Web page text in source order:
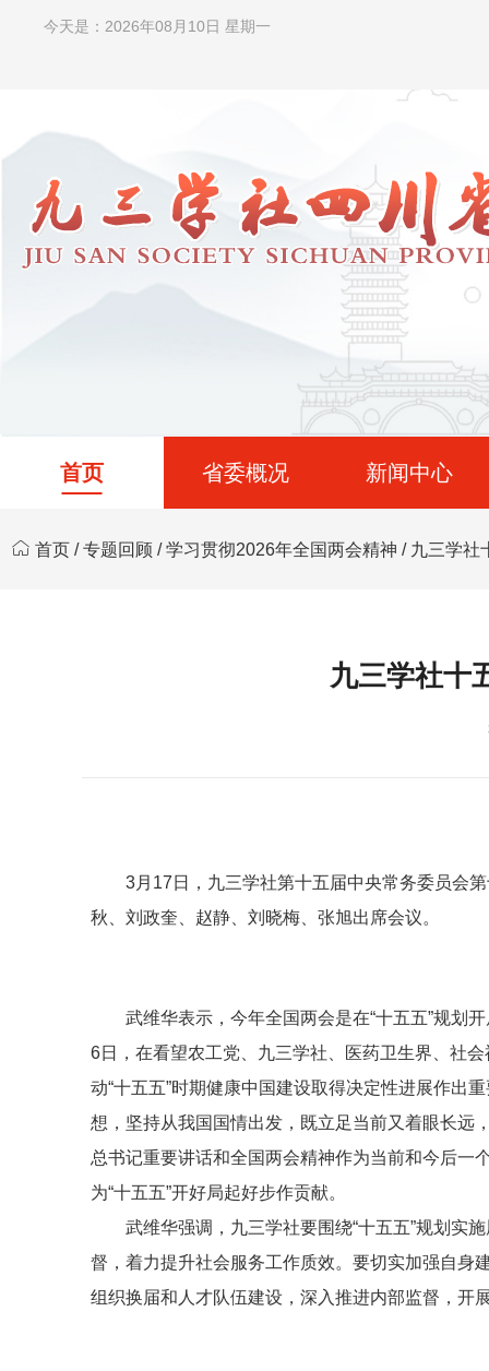
今天是：2026年08月10日 星期一
首页 省委概况 新闻中心
首页 /专题回顾 /学习贯彻2026年全国两会精神 / 九三学社
九三学社十
3月17日，九三学社第十五届中央常务委员会
秋、刘政奎、赵静、刘晓梅、张旭出席会议。
武维华表示，今年全国两会是在“十五五”规划
6日，在看望农工党、九三学社、医药卫生界、社
动“十五五”时期健康中国建设取得决定性进展作出
想，坚持从我国国情出发，既立足当前又着眼长远
总书记重要讲话和全国两会精神作为当前和今后一
为“十五五”开好局起好步作贡献。
武维华强调，九三学社要围绕“十五五”规划实
督，着力提升社会服务工作质效。要切实加强自身
组织换届和人才队伍建设，深入推进内部监督，开